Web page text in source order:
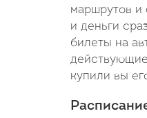
маршрутов и
и деньги
билеты на
купили вы